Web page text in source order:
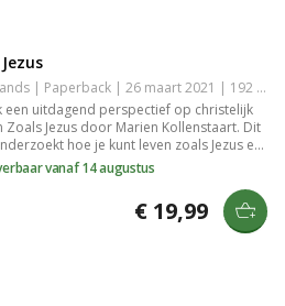
Nederlands | Paperback | 26 maart 2021 | 192 pagina's | 9789055605842
een uitdagend perspectief op christelijk
Zoals Jezus door Marien Kollenstaart. Dit
hoe je kunt leven zoals Jezus en
betekent voor je persoonlijke leven, kerk
Helder en inspirerend, biedt het
handvatten om je geloof dagelijks
vanaf 14 augustus
€ 19,99